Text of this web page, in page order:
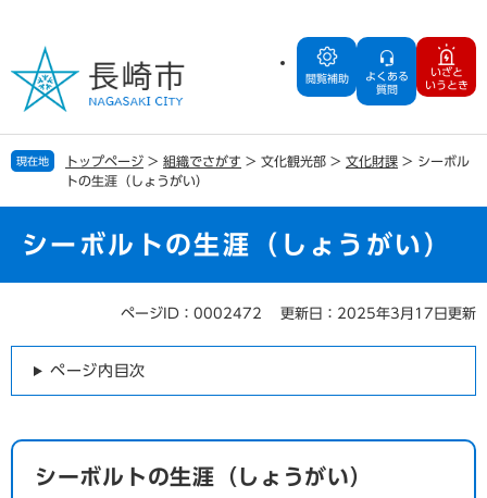
の
で
す
ー
ば
し
閲覧補助
よくある
質問
いざと
いうとき
現在地 トップページ > 組織でさがす > 文化観光部 > 文化財課 > シーボル
トの生涯（しょうがい）
シーボルトの生涯（しょうがい）
ページID：0002472 更新日：2025年3月17日更新
ページ内目次
シーボルトの生涯（しょうがい）